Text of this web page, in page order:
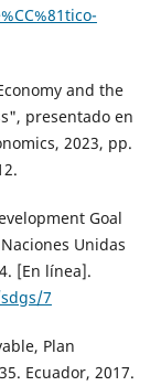
and the
presentado en
2023, pp.
Goal
Unidas
[En línea].
7
Plan
Ecuador, 2017.